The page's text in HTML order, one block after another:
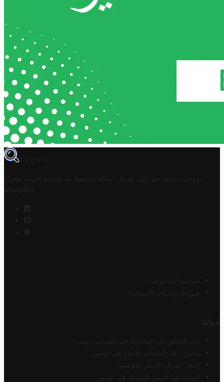
TROVIT
تروفيت تونس هو دليل أعمال تملكه وتحتفظ به وتديره
شركة مخزن
التكنولوجيا
سياسة الخصوصية
شروط وأحكام الاستخدام
أدواتنا
أداة التحقق من صحة الرقم الضريبي تونس
محول رقم الحساب الآيبان في تونس
أسعار صرف الدينار التونسي
البحث عن الرمز البريدي في تونس